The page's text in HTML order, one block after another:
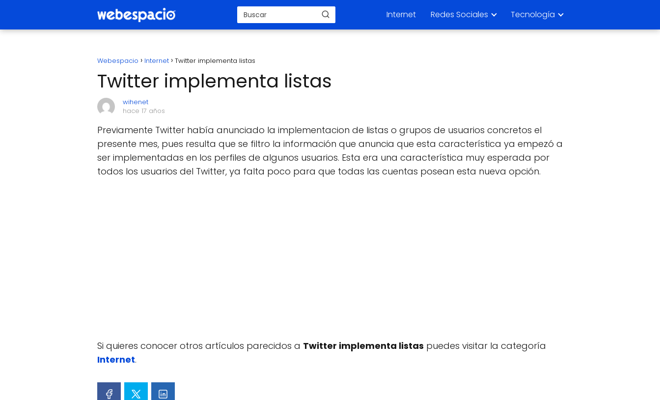
Internet Redes Sociales Tecnología
Webespacio Internet Twitter implementa listas
Twitter implementa listas
wihenet
hace 17 años
Previamente Twitter había anunciado la implementacion de listas o grupos de usuarios concretos el
presente mes, pues resulta que se filtro la información que anuncia que esta característica ya empezó a
ser implementadas en los perfiles de algunos usuarios. Esta era una característica muy esperada por
todos los usuarios del Twitter, ya falta poco para que todas las cuentas posean esta nueva opción.
Si quieres conocer otros artículos parecidos a Twitter implementa listas puedes visitar la categoría
Internet.